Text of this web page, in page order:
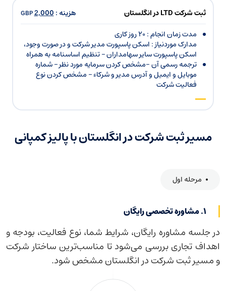
ثبت شرکت LTD در انگلستان هزینه :2,000
GBP
مدت زمان انجام : ۲۰ روز کاری
مدارک موردنیاز : اسکن پاسپورت مدیر شرکت و در صورت وجود،
اسکن پاسپورت سایر سهامداران – تنظیم اساسنامه به همراه
ترجمه رسمی آن -مشخص کردن سرمایه مورد نظر – شماره
موبایل و ایمیل و آدرس مدیر و شرکاء – مشخص کردن نوع
فعالیت شرکت
مسیر ثبت شرکت در انگلستان با پالیز کمپانی
۱. مشاوره تخصصی رایگان
در جلسه مشاوره رایگان، شرایط شما، نوع فعالیت، بودجه و
اهداف تجاری بررسی می‌شود تا مناسب‌ترین ساختار شرکت
و مسیر ثبت شرکت در انگلستان مشخص شود.
مرحله اول